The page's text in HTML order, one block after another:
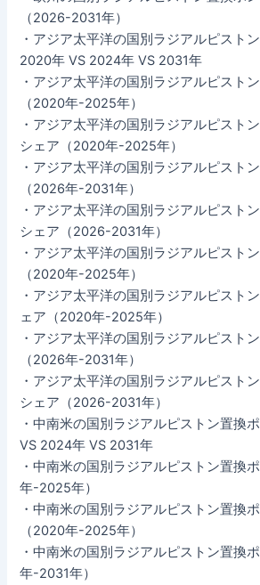
（2026-2031年）
・アジア太平洋の国別ラジアルピスト
2020年 VS 2024年 VS 2031年
・アジア太平洋の国別ラジアルピスト
（2020年-2025年）
・アジア太平洋の国別ラジアルピスト
シェア（2020年-2025年）
・アジア太平洋の国別ラジアルピスト
（2026年-2031年）
・アジア太平洋の国別ラジアルピスト
シェア（2026-2031年）
・アジア太平洋の国別ラジアルピスト
（2020年-2025年）
・アジア太平洋の国別ラジアルピスト
ェア（2020年-2025年）
・アジア太平洋の国別ラジアルピスト
（2026年-2031年）
・アジア太平洋の国別ラジアルピスト
シェア（2026-2031年）
・中南米の国別ラジアルピストン置換
VS 2024年 VS 2031年
・中南米の国別ラジアルピストン置換
年-2025年）
・中南米の国別ラジアルピストン置換
（2020年-2025年）
・中南米の国別ラジアルピストン置換
年-2031年）